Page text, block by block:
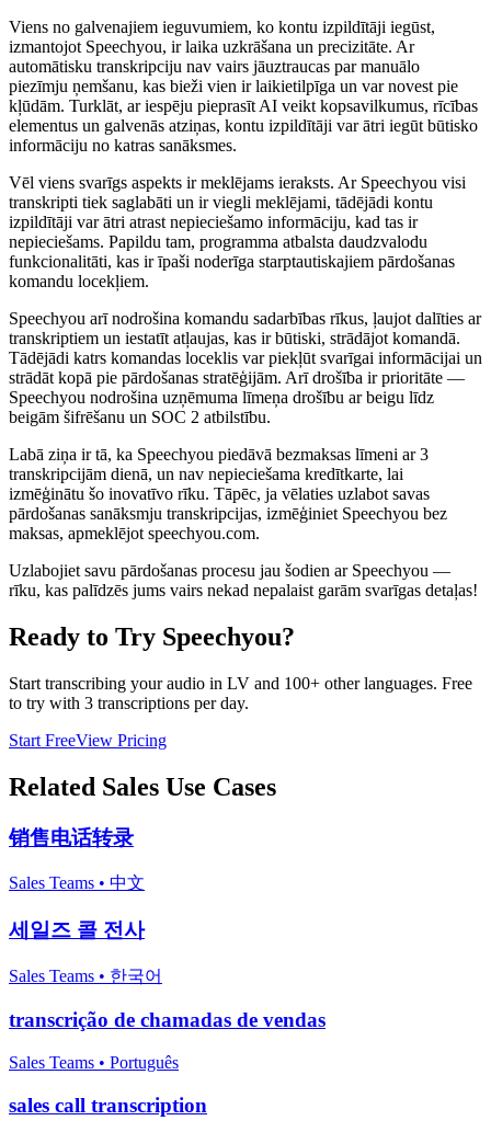
Viens no galvenajiem ieguvumiem, ko kontu izpildītāji iegūst,
izmantojot Speechyou, ir laika uzkrāšana un precizitāte. Ar
automātisku transkripciju nav vairs jāuztraucas par manuālo
piezīmju ņemšanu, kas bieži vien ir laikietilpīga un var novest pie
kļūdām. Turklāt, ar iespēju pieprasīt AI veikt kopsavilkumus, rīcības
elementus un galvenās atziņas, kontu izpildītāji var ātri iegūt būtisko
informāciju no katras sanāksmes.
Vēl viens svarīgs aspekts ir meklējams ieraksts. Ar Speechyou visi
transkripti tiek saglabāti un ir viegli meklējami, tādējādi kontu
izpildītāji var ātri atrast nepieciešamo informāciju, kad tas ir
nepieciešams. Papildu tam, programma atbalsta daudzvalodu
funkcionalitāti, kas ir īpaši noderīga starptautiskajiem pārdošanas
komandu locekļiem.
Speechyou arī nodrošina komandu sadarbības rīkus, ļaujot dalīties ar
transkriptiem un iestatīt atļaujas, kas ir būtiski, strādājot komandā.
Tādējādi katrs komandas loceklis var piekļūt svarīgai informācijai un
strādāt kopā pie pārdošanas stratēģijām. Arī drošība ir prioritāte —
Speechyou nodrošina uzņēmuma līmeņa drošību ar beigu līdz
beigām šifrēšanu un SOC 2 atbilstību.
Labā ziņa ir tā, ka Speechyou piedāvā bezmaksas līmeni ar 3
transkripcijām dienā, un nav nepieciešama kredītkarte, lai
izmēģinātu šo inovatīvo rīku. Tāpēc, ja vēlaties uzlabot savas
pārdošanas sanāksmju transkripcijas, izmēģiniet Speechyou bez
maksas, apmeklējot speechyou.com.
Uzlabojiet savu pārdošanas procesu jau šodien ar Speechyou —
rīku, kas palīdzēs jums vairs nekad nepalaist garām svarīgas detaļas!
Ready to Try Speechyou?
Start transcribing your audio in LV and 100+ other languages. Free
to try with 3 transcriptions per day.
Start FreeView Pricing
Related Sales Use Cases
销售电话转录
Sales Teams • 中文
세일즈 콜 전사
Sales Teams • 한국어
transcrição de chamadas de vendas
Sales Teams • Português
sales call transcription